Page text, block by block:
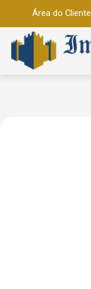
Área do Cliente